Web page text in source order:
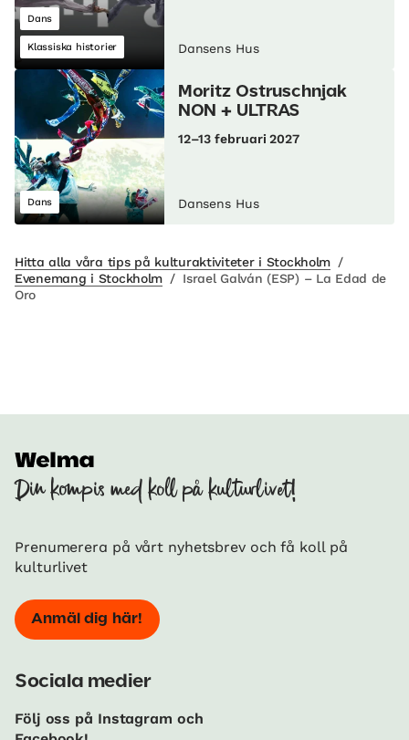
Dans
Klassiska historier Dansens Hus
Dans
Moritz Ostruschnjak
NON + ULTRAS
12–13 februari 2027
Dansens Hus
Hitta alla våra tips på kulturaktiviteter i Stockholm /
Evenemang i Stockholm / Israel Galván (ESP) – La Edad de
Oro
Din kompis med koll på kulturlivet!
Prenumerera på vårt nyhetsbrev och få koll på
kulturlivet
Anmäl dig här!
Sociala medier
Följ oss på Instagram och